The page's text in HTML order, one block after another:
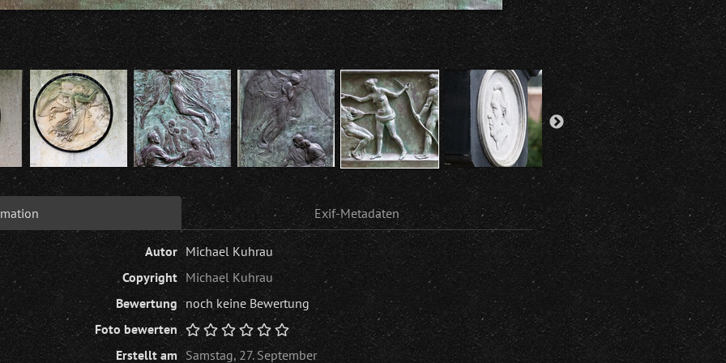
Exif-Metadaten
Autor Michael Kuhrau
Copyright Michael Kuhrau
Bewertung noch keine Bewertung
Foto bewerten
Erstellt am Samstag, 27. September